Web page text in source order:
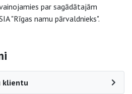
par sagādātajām
"Rīgas namu pārvaldnieks".
klientu